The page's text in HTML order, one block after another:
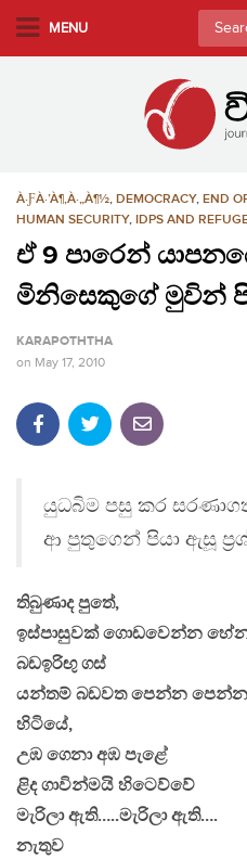
MENU
for:
À·ƑÀ·’À¶‚À·„À¶½, DEMOCRACY, END
HUMAN SECURITY, IDPS AND
ඒ 9 පාරෙන්
මිනිසෙකුගේ මුවින්
KARAPOTHTHA
on May 17, 2010
යුධබිම පසු කර
ආ පුතුගෙන් පියා ඇසූ
තිබුණාද පුතේ,
ඉස්පාසුවක් ගොඩවෙන්න
බඩඉරිඟු ගස්
යන්තම් බඩවත පෙන්න
හිටියේ,
උඹ ගෙනා අඹ පැළේ
ළිද ගාවින්මයි හිටෙව්වේ
මැරිලා ඇති…..මැරිලා ඇති….
නැතුව